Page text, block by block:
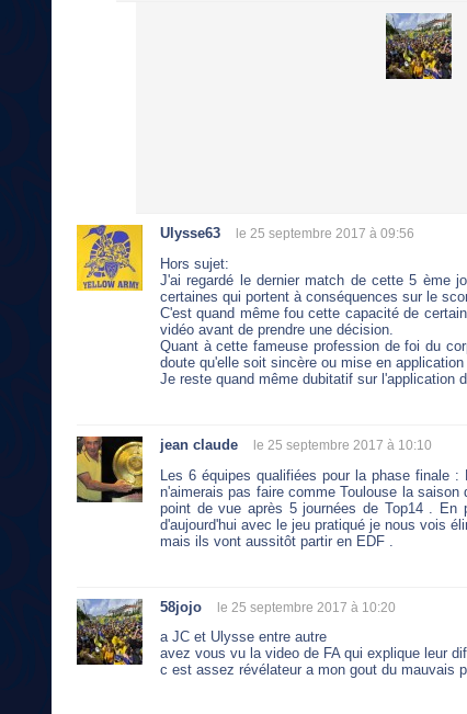
Ulysse63 le 25 septembre 2017 à 09:56
Hors sujet:
J'ai regardé le dernier match de cette 5 ème
certaines qui portent à conséquences sur le
C'est quand même fou cette capacité de
vidéo avant de prendre une décision.
Quant à cette fameuse profession de foi du
doute qu'elle soit sincère ou mise en
Je reste quand même dubitatif sur l'application
jean claude le 25 septembre 2017 à 10:10
Les 6 équipes qualifiées pour la phase finale
n'aimerais pas faire comme Toulouse la
point de vue après 5 journées de Top14 .
d'aujourd'hui avec le jeu pratiqué je nous vois
mais ils vont aussitôt partir en EDF .
58jojo le 25 septembre 2017 à 10:20
a JC et Ulysse entre autre
avez vous vu la video de FA qui explique leur
c est assez révélateur a mon gout du mauvais